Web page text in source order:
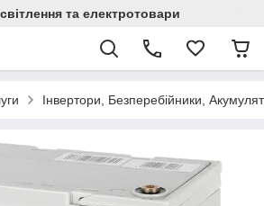
та електротовари
Інвертори, Безперебійники,